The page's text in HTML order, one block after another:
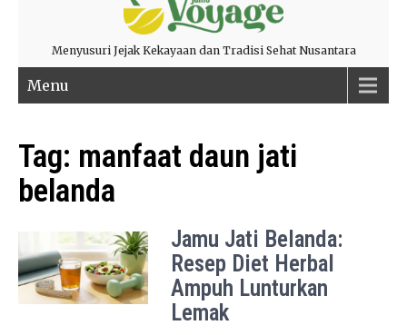
Menyusuri Jejak Kekayaan dan Tradisi Sehat Nusantara
Menu
Tag: manfaat daun jati
belanda
Jamu Jati Belanda:
Resep Diet Herbal
Ampuh Lunturkan
Lemak